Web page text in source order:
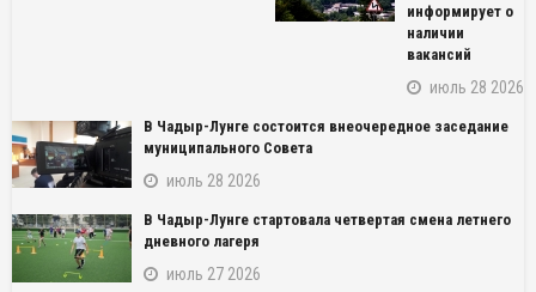
информирует о
наличии
вакансий
июль 28 2026
В Чадыр-Лунге состоится внеочередное заседание
муниципального Совета
июль 28 2026
В Чадыр-Лунге стартовала четвертая смена летнего
дневного лагеря
июль 27 2026